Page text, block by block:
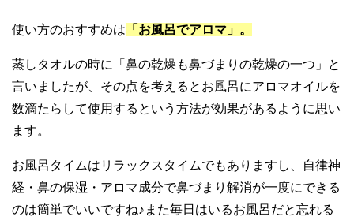
使い方のおすすめは 「お風呂でアロマ」。
蒸しタオルの時に「鼻の乾燥も鼻づまりの乾燥の一つ」と
言いましたが、その点を考えるとお風呂にアロマオイルを
数滴たらして使用するという方法が効果があるように思い
ます。
お風呂タイムはリラックスタイムでもありますし、自律神
経・鼻の保湿・アロマ成分で鼻づまり解消が一度にできる
のは簡単でいいですね♪また毎日はいるお風呂だと忘れる